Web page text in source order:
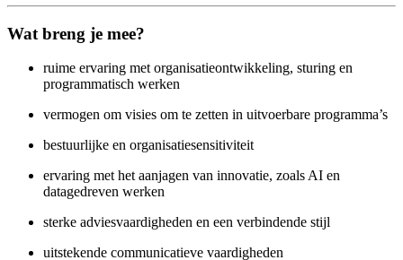
Wat breng je mee?
ruime ervaring met organisatieontwikkeling, sturing en
programmatisch werken
vermogen om visies om te zetten in uitvoerbare programma’s
bestuurlijke en organisatiesensitiviteit
ervaring met het aanjagen van innovatie, zoals AI en
datagedreven werken
sterke adviesvaardigheden en een verbindende stijl
uitstekende communicatieve vaardigheden